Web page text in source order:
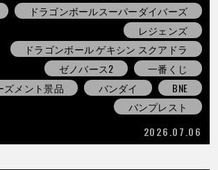
ドラゴンボールスーパーダイバーズ
レジェンズ
ドラゴンボール ゲキシン スクアドラ
ゼノバース2
一番くじ
ズメント景品
バンダイ
BNE
バンプレスト
2026.07.06